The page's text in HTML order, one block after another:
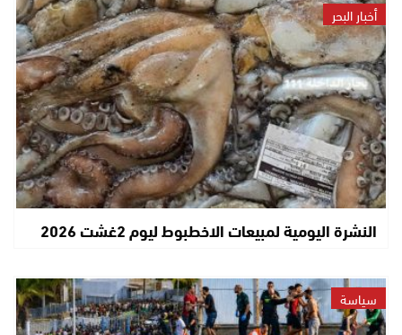
أخبار البحر
النشرة اليومية لمبيعات الاخطبوط ليوم 2غشت 2026
سياسة